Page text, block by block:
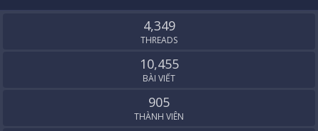
S
4,349
THREADS
10,455
BÀI VIẾT
905
THÀNH VIÊN